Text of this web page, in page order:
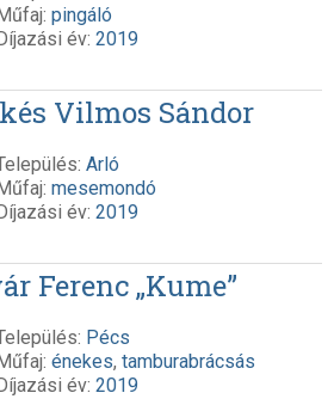
Műfaj: pingáló
Díjazási év: 2019
Vilmos Sándor
Arló
Műfaj: mesemondó
Díjazási év: 2019
Ferenc „Kume”
Pécs
Műfaj: énekes, tamburabrácsás
Díjazási év: 2019